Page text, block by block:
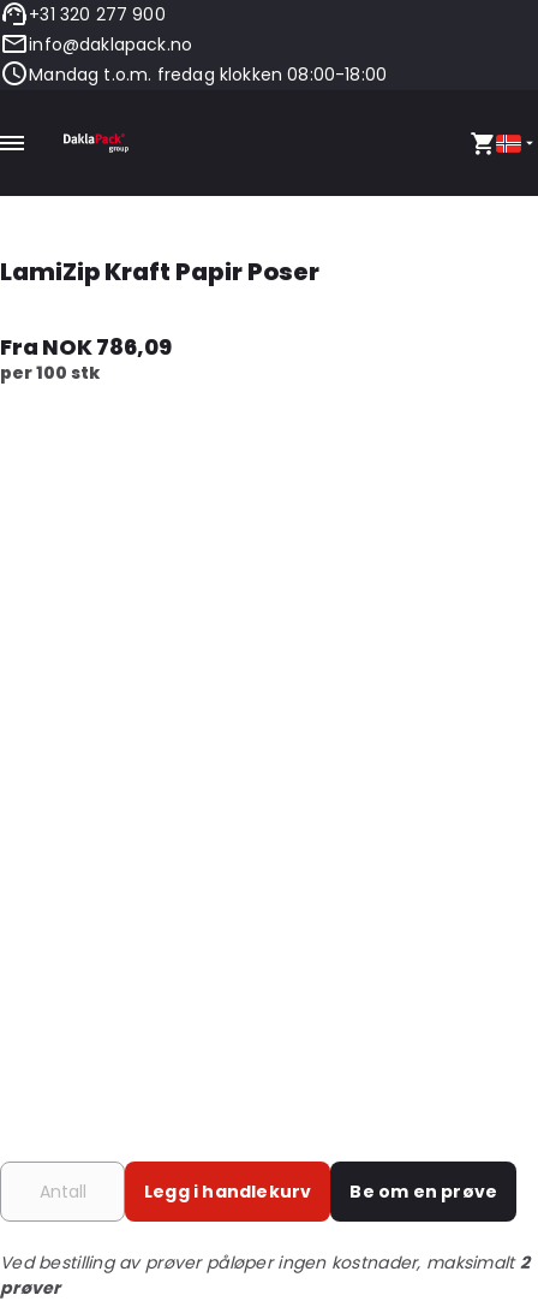
+31 320 277 900
info@daklapack.no
Mandag t.o.m. fredag klokken 08:00-18:00
LamiZip Kraft Papir Poser
Fra NOK 786,09
per 100 stk
Legg i handlekurv Be om en prøve
Ved bestilling av prøver påløper ingen kostnader, maksimalt2
prøver